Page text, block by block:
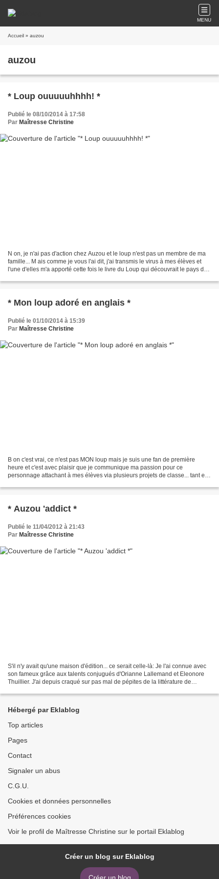
MENU
Accueil » auzou
auzou
* Loup ouuuuuhhhh! *
Publié le 08/10/2014 à 17:58
Par Maîtresse Christine
N on, je n'ai pas d'action chez Auzou et le loup n'est pas un membre de ma
famille... M ais comme je vous l'ai dit, j'ai transmis le virus à mes élèves et
l'une d'elles m'a apporté cette fois le livre du Loup qui découvrait le pays des
* Mon loup adoré en anglais *
Publié le 01/10/2014 à 15:39
Par Maîtresse Christine
B on c'est vrai, ce n'est pas MON loup mais je suis une fan de première
heure et c'est avec plaisir que je communique ma passion pour ce
personnage attachant à mes élèves via plusieurs projets de classe... tant et
* Auzou 'addict *
Publié le 11/04/2012 à 21:43
Par Maîtresse Christine
S'il n'y avait qu'une maison d'édition... ce serait celle-là: Je l'ai connue avec
son fameux grâce aux talents conjugués d'Orianne Lallemand et Eleonore
Thuillier. J'ai depuis craqué sur pas mal de pépites de la littérature de
Hébergé par Eklablog
Top articles
Pages
Contact
Signaler un abus
C.G.U.
Cookies et données personnelles
Préférences cookies
Voir le profil de Maîtresse Christine sur le portail Eklablog
Créer un blog sur Eklablog